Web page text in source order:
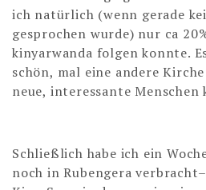
ich natürlich (wenn gerade
gesprochen wurde) nur ca
kinyarwanda folgen konnte.
schön, mal eine andere
neue, interessante Menschen
Schließlich habe ich ein
noch in Rubengera